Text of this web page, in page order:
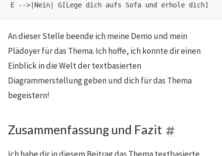
An dieser Stelle beende ich meine Demo und mein
Plädoyer für das Thema. Ich hoffe, ich konnte dir einen
Einblick in die Welt der textbasierten
Diagrammerstellung geben und dich für das Thema
begeistern!
Zusammenfassung und Fazit